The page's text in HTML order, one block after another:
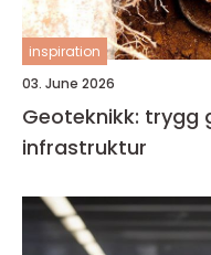
inspiration
03. June 2026
Geoteknikk: trygg
infrastruktur